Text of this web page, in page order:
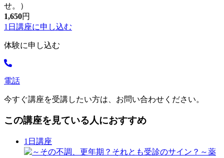
せ。）
1,650円
1日講座に申し込む
体験に申し込む
電話
今すぐ講座を受講したい方は、お問い合わせください。
この講座を見ている人におすすめ
1日講座